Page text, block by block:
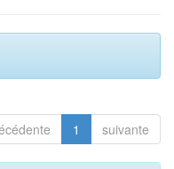
1 suivante